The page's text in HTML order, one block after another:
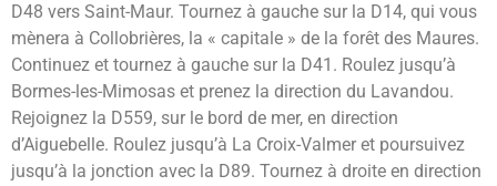
D48 vers Saint-Maur. Tournez à gauche sur la D14, qui vous
mènera à Collobrières, la « capitale » de la forêt des Maures.
Continuez et tournez à gauche sur la D41. Roulez jusqu’à
Bormes-les-Mimosas et prenez la direction du Lavandou.
Rejoignez la D559, sur le bord de mer, en direction
d’Aiguebelle. Roulez jusqu’à La Croix-Valmer et poursuivez
jusqu’à la jonction avec la D89. Tournez à droite en direction